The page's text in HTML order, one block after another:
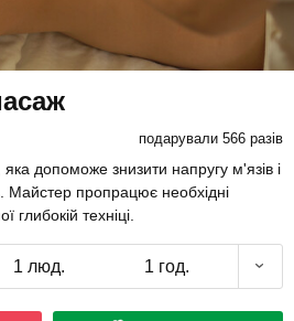
подарували 566 разів
яка допоможе знизити напругу м'язів і
Майстер пропрацює необхідні
глибокій техніці.
1 люд. 1 год.